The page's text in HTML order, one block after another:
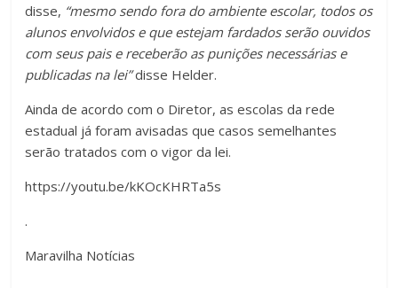
disse, “mesmo sendo fora do ambiente escolar, todos os
alunos envolvidos e que estejam fardados serão ouvidos
com seus pais e receberão as punições necessárias e
publicadas na lei”disse Helder.
Ainda de acordo com o Diretor, as escolas da rede
estadual já foram avisadas que casos semelhantes
serão tratados com o vigor da lei.
https://youtu.be/kKOcKHRTa5s
.
Maravilha Notícias